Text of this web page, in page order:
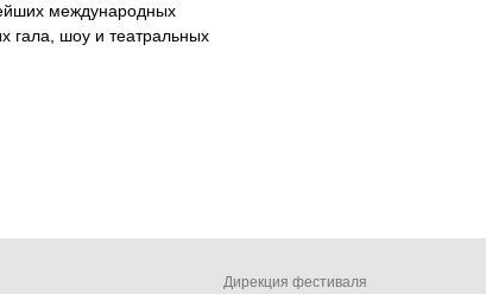
международных
гала, шоу и театральных
Дирекция фестиваля